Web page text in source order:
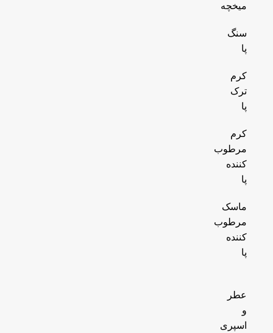
میخچه
سنگ
پا
کرم
ترک
پا
کرم
مرطوب
کننده
پا
ماسک
مرطوب
کننده
پا
عطر
و
اسپری